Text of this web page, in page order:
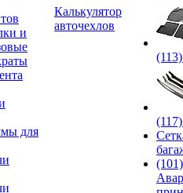
и
для
Калькулятор
авточехлов
(101)